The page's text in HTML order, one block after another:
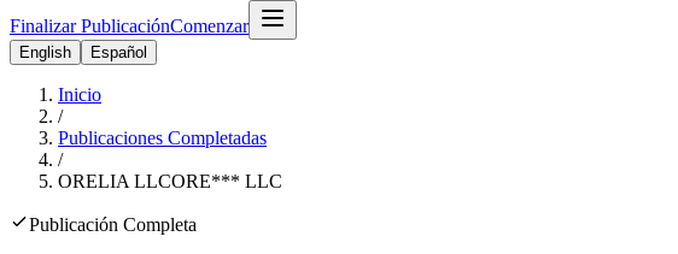
Finalizar PublicaciónComenzar
English Español
Inicio
/
Publicaciones Completadas
/
ORELIA LLCORE*** LLC
Publicación Completa